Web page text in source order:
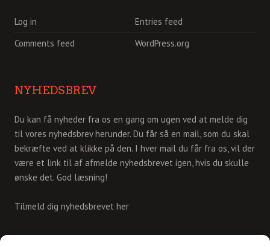
Log in
Entries feed
Comments feed
WordPress.org
NYHEDSBREV
Du kan få nyheder fra os en gang om ugen ved at melde dig
til vores nyhedsbrev herunder. Du får så en mail, som du skal
bekræfte ved at klikke på den. I hver mail du får fra os, vil der
være et link til af afmelde nyhedsbrevet igen, hvis du skulle
ønske det. God læsning!
Tilmeld dig nyhedsbrevet her